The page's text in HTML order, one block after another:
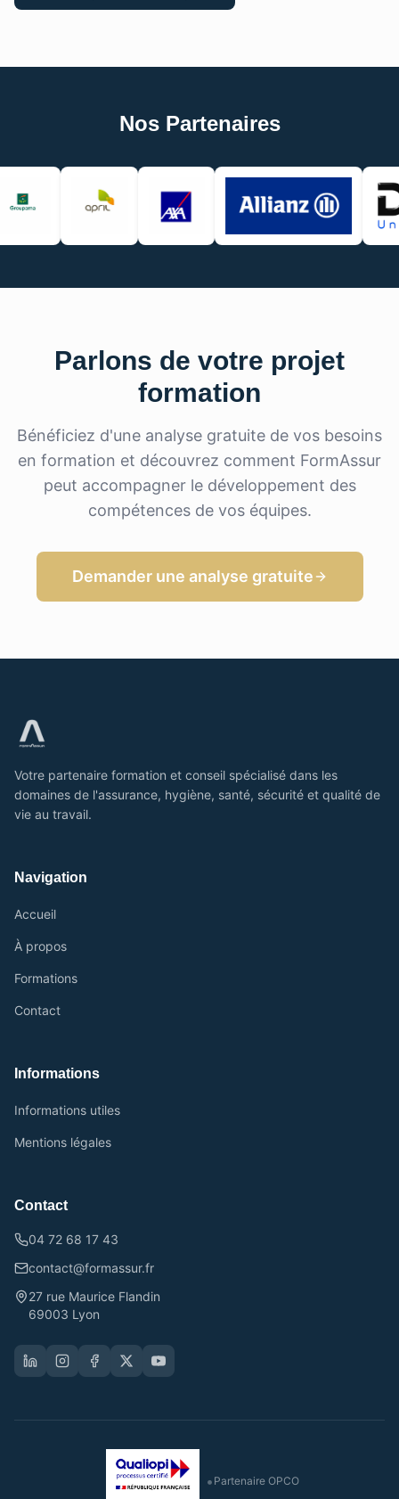
Nos Partenaires
Parlons de votre projet
formation
Bénéficiez d'une analyse gratuite de vos besoins
en formation et découvrez comment FormAssur
peut accompagner le développement des
compétences de vos équipes.
Demander une analyse gratuite
Votre partenaire formation et conseil spécialisé dans les
domaines de l'assurance, hygiène, santé, sécurité et qualité de
vie au travail.
Navigation
Accueil
À propos
Formations
Contact
Informations
Informations utiles
Mentions légales
Contact
04 72 68 17 43
contact@formassur.fr
27 rue Maurice Flandin
69003 Lyon
• Partenaire OPCO